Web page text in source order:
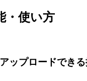
・使い方
ップロードでき